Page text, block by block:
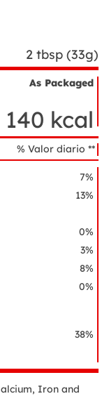
2 tbsp (33g)
As Packaged
140 kcal
% Valor diario **
7%
13%
0%
3%
8%
0%
38%
Iron and